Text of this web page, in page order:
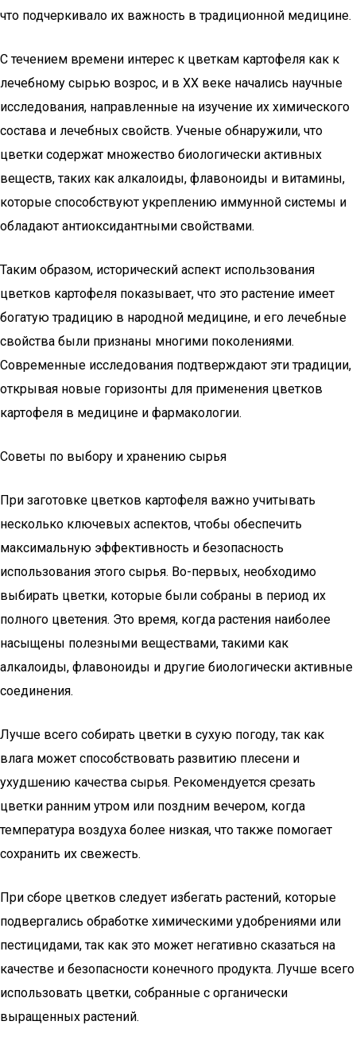
что подчеркивало их важность в традиционной медицине.
С течением времени интерес к цветкам картофеля как к
лечебному сырью возрос, и в XX веке начались научные
исследования, направленные на изучение их химического
состава и лечебных свойств. Ученые обнаружили, что
цветки содержат множество биологически активных
веществ, таких как алкалоиды, флавоноиды и витамины,
которые способствуют укреплению иммунной системы и
обладают антиоксидантными свойствами.
Таким образом, исторический аспект использования
цветков картофеля показывает, что это растение имеет
богатую традицию в народной медицине, и его лечебные
свойства были признаны многими поколениями.
Современные исследования подтверждают эти традиции,
открывая новые горизонты для применения цветков
картофеля в медицине и фармакологии.
Советы по выбору и хранению сырья
При заготовке цветков картофеля важно учитывать
несколько ключевых аспектов, чтобы обеспечить
максимальную эффективность и безопасность
использования этого сырья. Во-первых, необходимо
выбирать цветки, которые были собраны в период их
полного цветения. Это время, когда растения наиболее
насыщены полезными веществами, такими как
алкалоиды, флавоноиды и другие биологически активные
соединения.
Лучше всего собирать цветки в сухую погоду, так как
влага может способствовать развитию плесени и
ухудшению качества сырья. Рекомендуется срезать
цветки ранним утром или поздним вечером, когда
температура воздуха более низкая, что также помогает
сохранить их свежесть.
При сборе цветков следует избегать растений, которые
подвергались обработке химическими удобрениями или
пестицидами, так как это может негативно сказаться на
качестве и безопасности конечного продукта. Лучше всего
использовать цветки, собранные с органически
выращенных растений.